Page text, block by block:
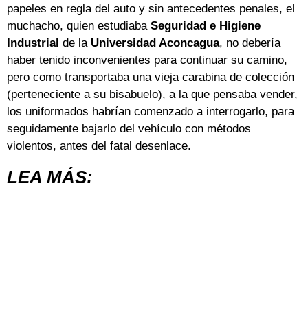
papeles en regla del auto y sin antecedentes penales, el
muchacho, quien estudiaba Seguridad e Higiene
Industrial de la Universidad Aconcagua, no debería
haber tenido inconvenientes para continuar su camino,
pero como transportaba una vieja carabina de colección
(perteneciente a su bisabuelo), a la que pensaba vender,
los uniformados habrían comenzado a interrogarlo, para
seguidamente bajarlo del vehículo con métodos
violentos, antes del fatal desenlace.
LEA MÁS: